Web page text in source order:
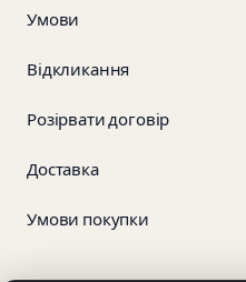
Умови
Відкликання
Розірвати договір
Доставка
Умови покупки